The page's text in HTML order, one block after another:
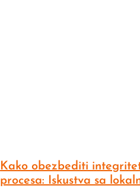
Kako obezbediti
procesa: Iskustva sa